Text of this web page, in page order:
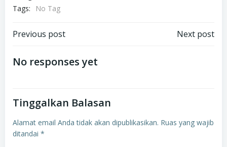
Tags:
No Tag
Navigasi
pos
Previous post
NavigasiNext post
No responses yet
Tinggalkan Balasan
Alamat email Anda tidak akan dipublikasikan. Ruas yang wajib
ditandai *